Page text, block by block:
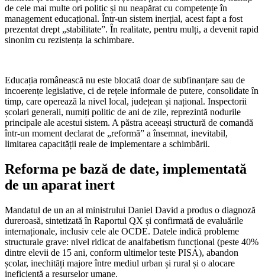
de cele mai multe ori politic și nu neapărat cu competențe în
management educațional. Într-un sistem inerțial, acest fapt a fost
prezentat drept „stabilitate”. În realitate, pentru mulți, a devenit rapid
sinonim cu rezistența la schimbare.
Educația românească nu este blocată doar de subfinanțare sau de
incoerențe legislative, ci de rețele informale de putere, consolidate în
timp, care operează la nivel local, județean și național. Inspectorii
școlari generali, numiți politic de ani de zile, reprezintă nodurile
principale ale acestui sistem. A păstra aceeași structură de comandă
într-un moment declarat de „reformă” a însemnat, inevitabil,
limitarea capacității reale de implementare a schimbării.
Reforma pe bază de date, implementată
de un aparat inert
Mandatul de un an al ministrului Daniel David a produs o diagnoză
dureroasă, sintetizată în Raportul QX și confirmată de evaluările
internaționale, inclusiv cele ale OCDE. Datele indică probleme
structurale grave: nivel ridicat de analfabetism funcțional (peste 40%
dintre elevii de 15 ani, conform ultimelor teste PISA), abandon
școlar, inechități majore între mediul urban și rural și o alocare
ineficientă a resurselor umane.